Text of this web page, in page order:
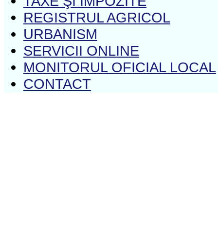
REGISTRUL AGRICOL
URBANISM
SERVICII ONLINE
MONITORUL OFICIAL LOCAL
CONTACT